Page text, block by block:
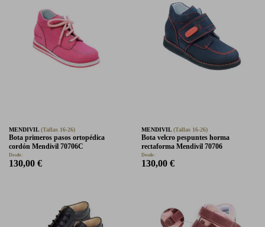
MENDIVIL(Tallas 16-26)
Bota primeros pasos ortopédica
cordón Mendivil 70706C
Desde:
130,00 €
MENDIVIL(Tallas 16-26)
Bota velcro pespuntes horma
rectaforma Mendivil 70706
Desde:
130,00 €